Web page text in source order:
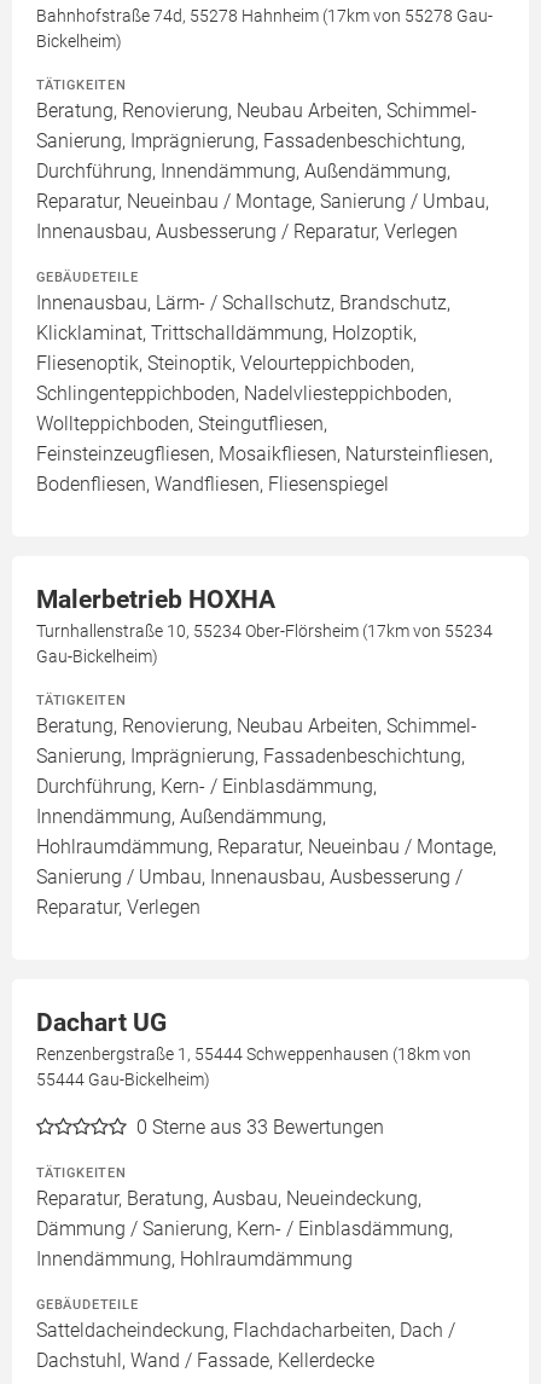
Bahnhofstraße 74d, 55278 Hahnheim (17km von 55278 Gau-
Bickelheim)
TÄTIGKEITEN
Beratung, Renovierung, Neubau Arbeiten, Schimmel-
Sanierung, Imprägnierung, Fassadenbeschichtung,
Durchführung, Innendämmung, Außendämmung,
Reparatur, Neueinbau / Montage, Sanierung / Umbau,
Innenausbau, Ausbesserung / Reparatur, Verlegen
GEBÄUDETEILE
Innenausbau, Lärm- / Schallschutz, Brandschutz,
Klicklaminat, Trittschalldämmung, Holzoptik,
Fliesenoptik, Steinoptik, Velourteppichboden,
Schlingenteppichboden, Nadelvliesteppichboden,
Wollteppichboden, Steingutfliesen,
Feinsteinzeugfliesen, Mosaikfliesen, Natursteinfliesen,
Bodenfliesen, Wandfliesen, Fliesenspiegel
Malerbetrieb HOXHA
Turnhallenstraße 10, 55234 Ober-Flörsheim (17km von 55234
Gau-Bickelheim)
TÄTIGKEITEN
Beratung, Renovierung, Neubau Arbeiten, Schimmel-
Sanierung, Imprägnierung, Fassadenbeschichtung,
Durchführung, Kern- / Einblasdämmung,
Innendämmung, Außendämmung,
Hohlraumdämmung, Reparatur, Neueinbau / Montage,
Sanierung / Umbau, Innenausbau, Ausbesserung /
Reparatur, Verlegen
Dachart UG
Renzenbergstraße 1, 55444 Schweppenhausen (18km von
55444 Gau-Bickelheim)
0 Sterne aus 33 Bewertungen
TÄTIGKEITEN
Reparatur, Beratung, Ausbau, Neueindeckung,
Dämmung / Sanierung, Kern- / Einblasdämmung,
Innendämmung, Hohlraumdämmung
GEBÄUDETEILE
Satteldacheindeckung, Flachdacharbeiten, Dach /
Dachstuhl, Wand / Fassade, Kellerdecke